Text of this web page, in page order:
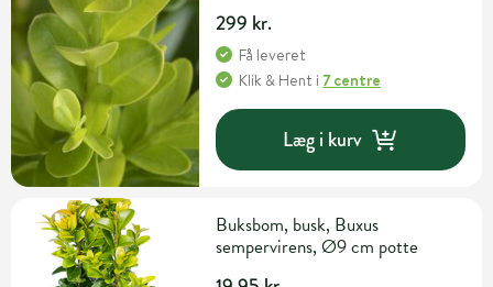
299 kr.
Få leveret
Klik & Hent i 7 centre
Læg i kurv
Buksbom, busk, Buxus
sempervirens, Ø9 cm potte